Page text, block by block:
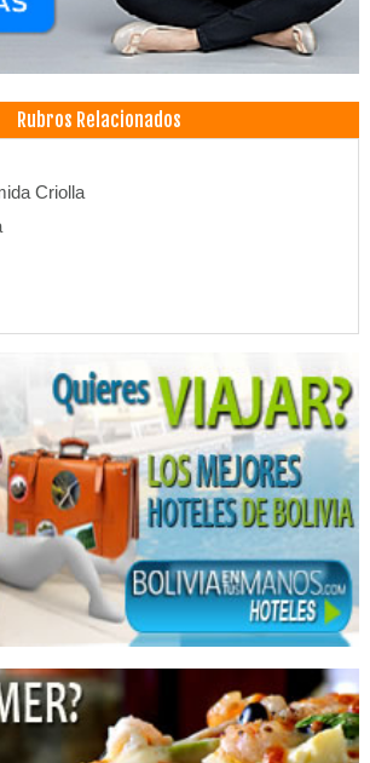
Rubros Relacionados
Criolla
y Mariscos
Internacional
Rápida